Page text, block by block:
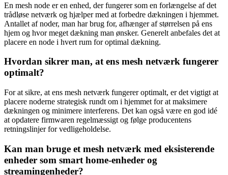
En mesh node er en enhed, der fungerer som en forlængelse af det
trådløse netværk og hjælper med at forbedre dækningen i hjemmet.
Antallet af noder, man har brug for, afhænger af størrelsen på ens
hjem og hvor meget dækning man ønsker. Generelt anbefales det at
placere en node i hvert rum for optimal dækning.
Hvordan sikrer man, at ens mesh netværk fungerer
optimalt?
For at sikre, at ens mesh netværk fungerer optimalt, er det vigtigt at
placere noderne strategisk rundt om i hjemmet for at maksimere
dækningen og minimere interferens. Det kan også være en god idé
at opdatere firmwaren regelmæssigt og følge producentens
retningslinjer for vedligeholdelse.
Kan man bruge et mesh netværk med eksisterende
enheder som smart home-enheder og
streamingenheder?